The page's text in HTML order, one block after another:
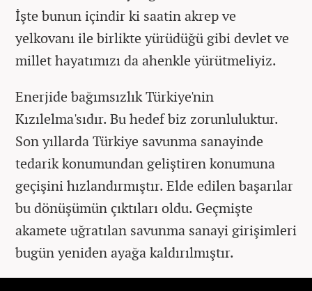
İşte bunun içindir ki saatin akrep ve
yelkovanı ile birlikte yürüdüğü gibi devlet ve
millet hayatımızı da ahenkle yürütmeliyiz.
Enerjide bağımsızlık Türkiye'nin
Kızılelma'sıdır. Bu hedef biz zorunluluktur.
Son yıllarda Türkiye savunma sanayinde
tedarik konumundan geliştiren konumuna
geçişini hızlandırmıştır. Elde edilen başarılar
bu dönüşümün çıktıları oldu. Geçmişte
akamete uğratılan savunma sanayi girişimleri
bugün yeniden ayağa kaldırılmıştır.